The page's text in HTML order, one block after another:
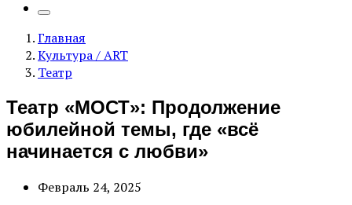
Главная
Культура / ART
Театр
Театр «МОСТ»: Продолжение
юбилейной темы, где «всё
начинается с любви»
Февраль 24, 2025